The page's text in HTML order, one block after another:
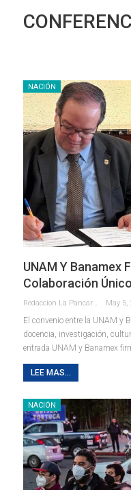
NACIÓN
UNAM Y Banamex
Colaboración
Redaccion La Pancarta De Quintana Roo May 5,
El convenio entre la UNAM y
docencia, investigación,
entrada UNAM y Banamex
LEE MAS...
NACIÓN